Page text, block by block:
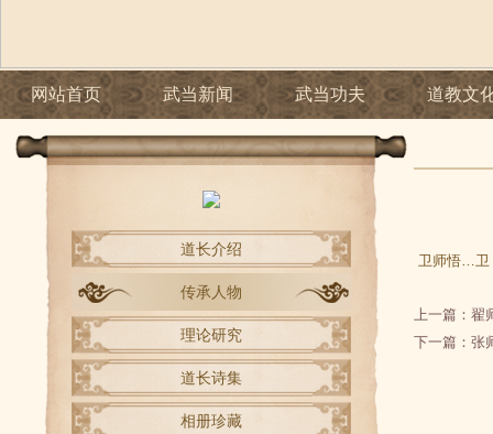
网站首页 武当新闻 武当功夫 道教文
道长介绍
传承人物
理论研究
道长诗集
相册珍藏
卫师悟…
上一篇： 翟
下一篇： 张